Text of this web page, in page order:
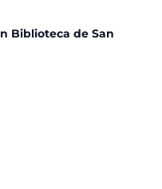
Biblioteca de San